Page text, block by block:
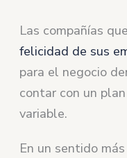
Las compañías
felicidad de sus
para el negocio
contar con un
variable.
En un sentido